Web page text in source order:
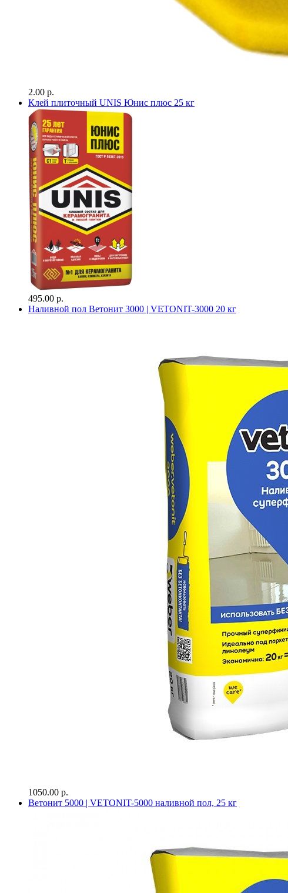
2.00 р.
Клей плиточный UNIS Юнис плюс 25 кг
495.00 р.
Наливной пол Ветонит 3000 | VETONIT-3000 20 кг
1050.00 р.
Ветонит 5000 | VETONIT-5000 наливной пол, 25 кг